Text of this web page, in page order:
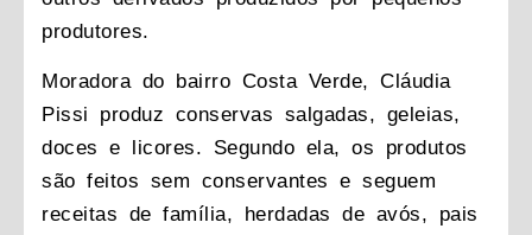
produtores.
Moradora do bairro Costa Verde, Cláudia
Pissi produz conservas salgadas, geleias,
doces e licores. Segundo ela, os produtos
são feitos sem conservantes e seguem
receitas de família, herdadas de avós, pais